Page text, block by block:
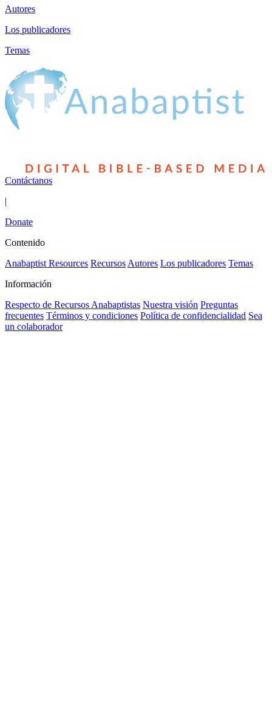
Autores
Los publicadores
Temas
Contáctanos
|
Donate
Contenido
Anabaptist Resources Recursos Autores Los publicadores Temas
Información
Respecto de Recursos Anabaptistas Nuestra visión Preguntas
frecuentes Términos y condiciones Política de confidencialidad Sea
un colaborador